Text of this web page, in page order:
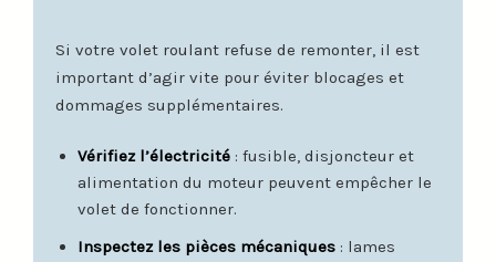
Si votre volet roulant refuse de remonter, il est
important d’agir vite pour éviter blocages et
dommages supplémentaires.
Vérifiez l’électricité : fusible, disjoncteur et
alimentation du moteur peuvent empêcher le
volet de fonctionner.
Inspectez les pièces mécaniques : lames